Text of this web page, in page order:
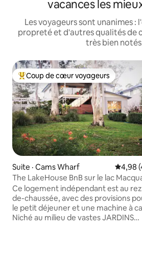
vacances les
Les voyageurs sont unanimes :
propreté et d'autres qualités de
très bien
Coup de cœur voyageurs parmi les
Coup de cœur voyageurs
Suite · Cams Wharf Note
4,98
The LakeHouse BnB sur le lac
Murrays Beach
Ce logement indépendant est au
de-chaussée, avec des provisions
le petit déjeuner et une machine à
Niché au milieu de vastes JARDINS